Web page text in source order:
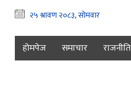
होमपेज समाचार राजनीति